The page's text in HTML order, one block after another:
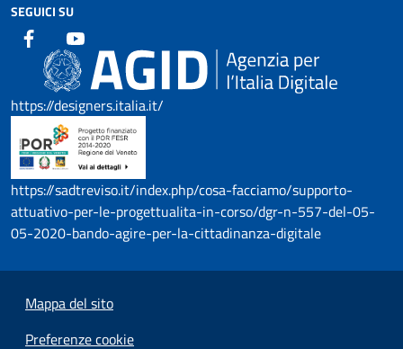
SEGUICI SU
https://designers.italia.it/
https://sadtreviso.it/index.php/cosa-facciamo/supporto-
attuativo-per-le-progettualita-in-corso/dgr-n-557-del-05-
05-2020-bando-agire-per-la-cittadinanza-digitale
Mappa del sito
Preferenze cookie